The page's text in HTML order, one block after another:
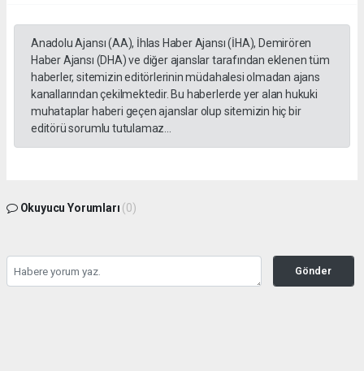
Anadolu Ajansı (AA), İhlas Haber Ajansı (İHA), Demirören
Haber Ajansı (DHA) ve diğer ajanslar tarafından eklenen tüm
haberler, sitemizin editörlerinin müdahalesi olmadan ajans
kanallarından çekilmektedir. Bu haberlerde yer alan hukuki
muhataplar haberi geçen ajanslar olup sitemizin hiç bir
editörü sorumlu tutulamaz...
Okuyucu Yorumları (0)
Gönder